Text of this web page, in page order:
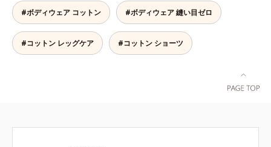
#ボディウェア コットン #ボディウェア 縫い目ゼロ
#コットン レッグケア #コットン ショーツ